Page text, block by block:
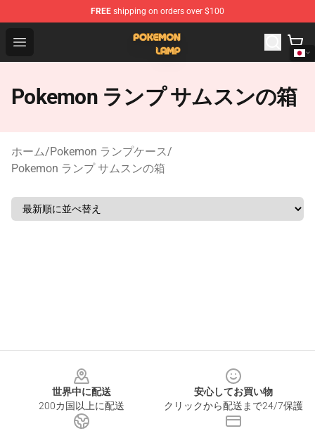
FREE shipping on orders over $100
Open menu
Pokemon Lamp Shop - The Best Store of Pokemon
Pokemon ランプ サムスンの箱
ホーム/Pokemon ランプケース/
Pokemon ランプ サムスンの箱
世界中に配送
200カ国以上に配送
安心してお買い物
クリックから配送まで24/7保護